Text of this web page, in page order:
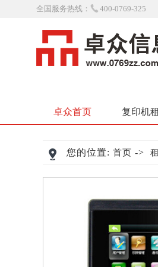
全国服务热线： 400-0769-325
卓众首页 复印机
您的位置: 首页 ->